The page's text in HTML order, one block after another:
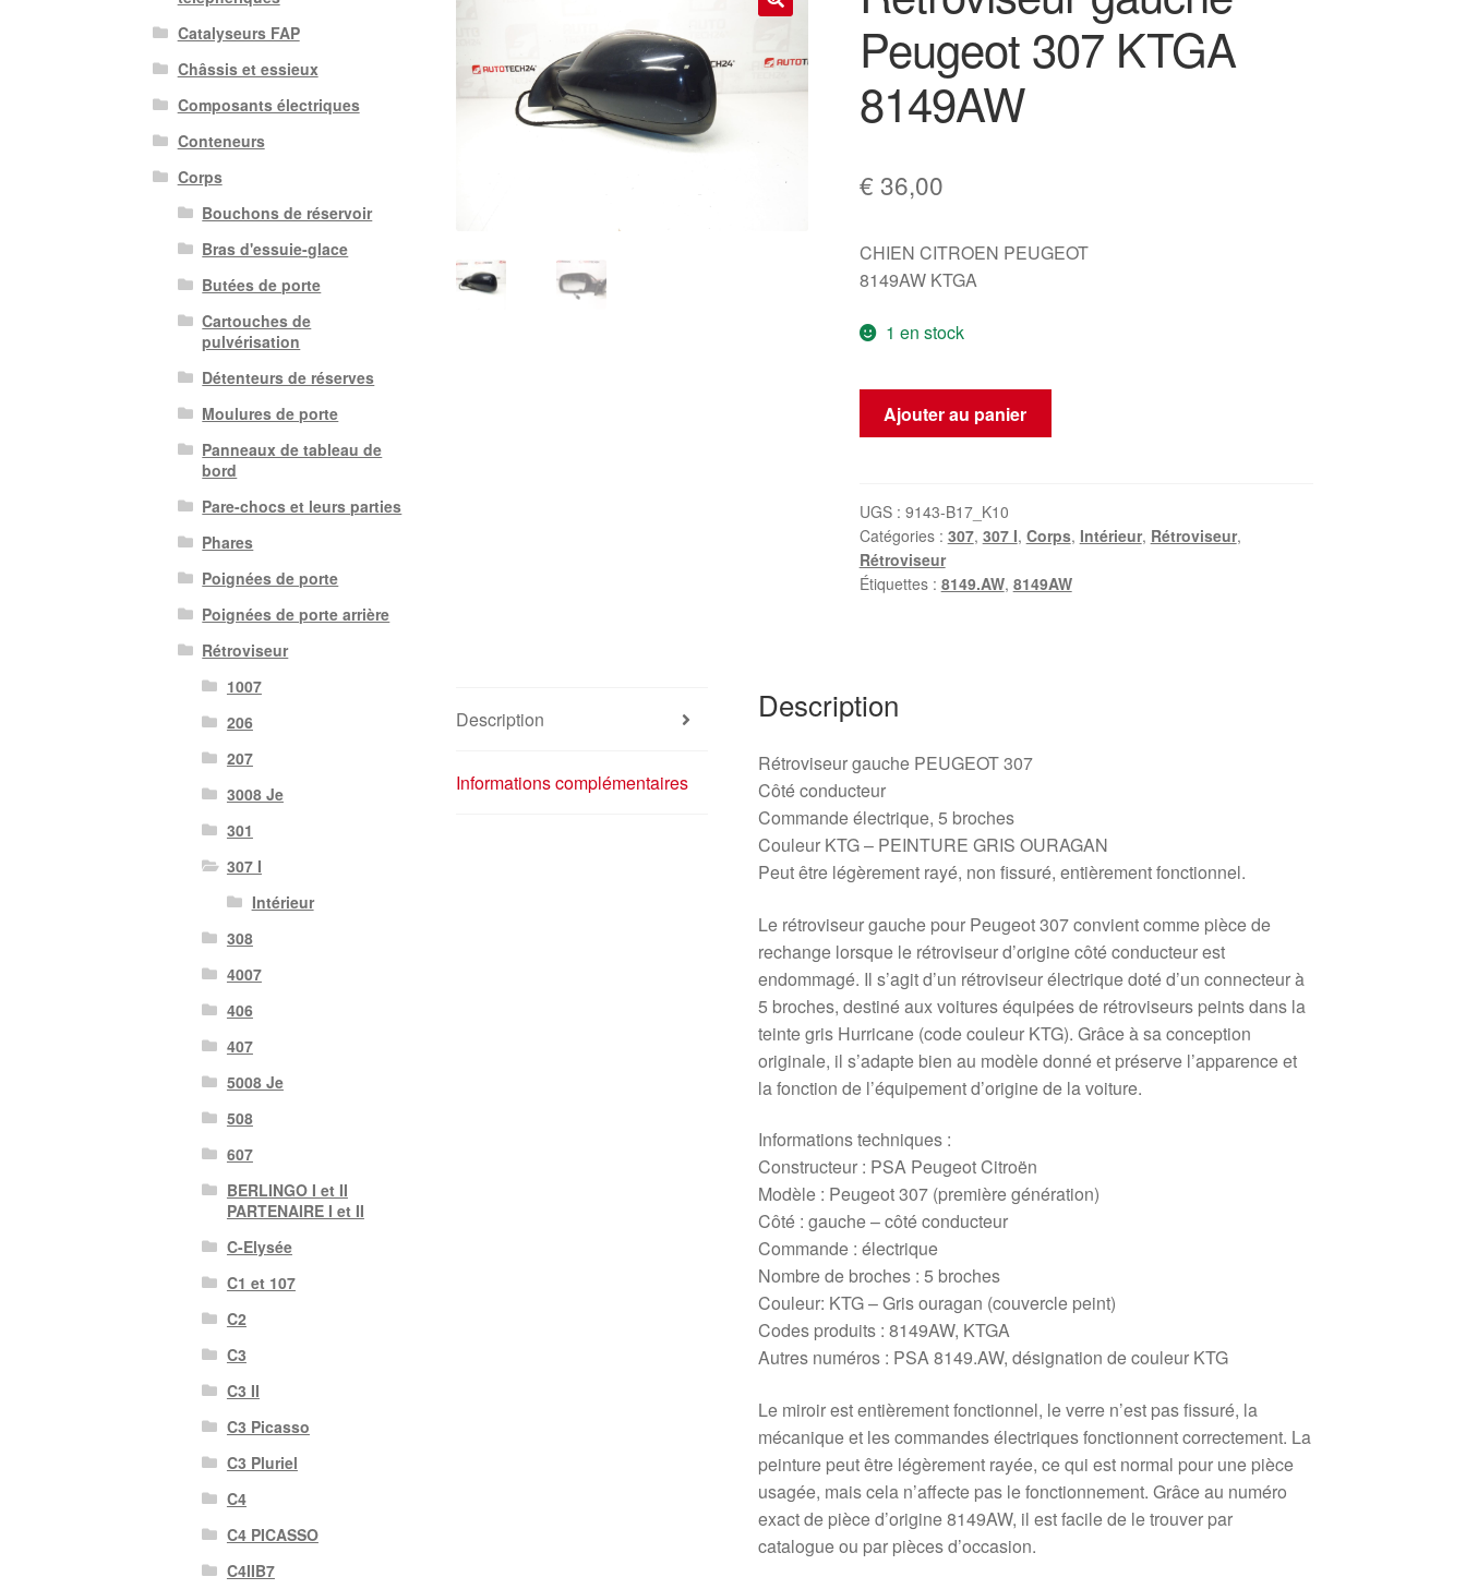
Peugeot 307 KTGA
8149AW
€ 36,00
CHIEN CITROEN PEUGEOT
8149AW KTGA
1 en stock
quantité
Peugeot
307
KTGA
8149AW
Ajouter au panier
UGS : 9143-B17_K10
Catégories : 307, 307 I, Corps, Intérieur, Rétroviseur,
Rétroviseur
Étiquettes : 8149.AW, 8149AW
Description
Informations complémentaires
Description
Rétroviseur gauche PEUGEOT 307
Côté conducteur
Commande électrique, 5 broches
Couleur KTG – PEINTURE GRIS OURAGAN
Peut être légèrement rayé, non fissuré, entièrement fonctionnel.
Le rétroviseur gauche pour Peugeot 307 convient comme pièce de
rechange lorsque le rétroviseur d’origine côté conducteur est
endommagé. Il s’agit d’un rétroviseur électrique doté d’un connecteur à
5 broches, destiné aux voitures équipées de rétroviseurs peints dans la
teinte gris Hurricane (code couleur KTG). Grâce à sa conception
originale, il s’adapte bien au modèle donné et préserve l’apparence et
la fonction de l’équipement d’origine de la voiture.
Informations techniques :
Constructeur : PSA Peugeot Citroën
Modèle : Peugeot 307 (première génération)
Côté : gauche – côté conducteur
Commande : électrique
Nombre de broches : 5 broches
Couleur: KTG – Gris ouragan (couvercle peint)
Codes produits : 8149AW, KTGA
Autres numéros : PSA 8149.AW, désignation de couleur KTG
Le miroir est entièrement fonctionnel, le verre n’est pas fissuré, la
mécanique et les commandes électriques fonctionnent correctement. La
peinture peut être légèrement rayée, ce qui est normal pour une pièce
usagée, mais cela n’affecte pas le fonctionnement. Grâce au numéro
exact de pièce d’origine 8149AW, il est facile de le trouver par
catalogue ou par pièces d’occasion.
Catalyseurs FAP
Châssis et essieux
Composants électriques
Conteneurs
Corps
Bouchons de réservoir
Bras d'essuie-glace
Butées de porte
Cartouches de
pulvérisation
Détenteurs de réserves
Moulures de porte
Panneaux de tableau de
bord
Pare-chocs et leurs parties
Phares
Poignées de porte
Poignées de porte arrière
Rétroviseur
1007
206
207
3008 Je
301
307 I
Intérieur
308
4007
406
407
5008 Je
508
607
BERLINGO I et II
PARTENAIRE I et II
C-Elysée
C1 et 107
C2
C3
C3 II
C3 Picasso
C3 Pluriel
C4
C4 PICASSO
C4IIB7